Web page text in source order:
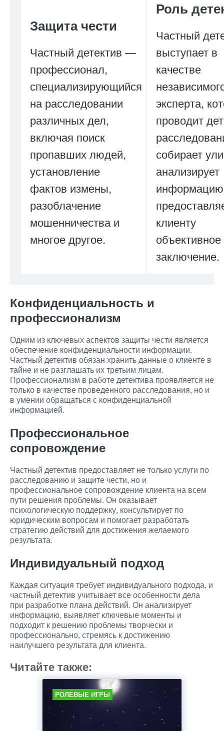
Защита чести
Частный детектив —
профессионал,
специализирующийся
на расследовании
различных дел,
включая поиск
пропавших людей,
установление
фактов измены,
разоблачение
мошенничества и
многое другое.
Роль
Частный
выступает в
качестве
эксперта,
проводит
собирает
анализирует
клиенту
объективное
заключение.
Конфиденциальность и
профессионализм
Одним из ключевых аспектов защиты чести является
обеспечение конфиденциальности информации.
Частный детектив обязан хранить данные о клиенте в
тайне и не разглашать их третьим лицам.
Профессионализм в работе детектива проявляется не
только в качестве проведенного расследования, но и
в умении обращаться с конфиденциальной
информацией.
Профессиональное
сопровождение
Частный детектив предоставляет не только услуги по
расследованию и защите чести, но и
профессиональное сопровождение клиента на всем
пути решения проблемы. Он оказывает
психологическую поддержку, консультирует по
юридическим вопросам и помогает разработать
стратегию действий для достижения желаемого
результата.
Индивидуальный подход
Каждая ситуация требует индивидуального подхода, и
частный детектив учитывает все особенности дела
при разработке плана действий. Он анализирует
информацию, выявляет ключевые моменты и
подходит к решению проблемы творчески и
профессионально, стремясь к достижению
наилучшего результата для клиента.
Читайте также:
РОЛЕВЫЕ ИГРЫ